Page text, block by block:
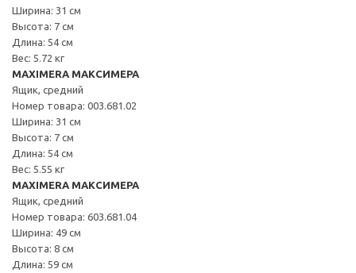
Ширина: 31 см
Высота: 7 см
Длина: 54 см
Вес: 5.72 кг
MAXIMERA МАКСИМЕРА
Ящик, средний
Номер товара: 003.681.02
Ширина: 31 см
Высота: 7 см
Длина: 54 см
Вес: 5.55 кг
MAXIMERA МАКСИМЕРА
Ящик, средний
Номер товара: 603.681.04
Ширина: 49 см
Высота: 8 см
Длина: 59 см